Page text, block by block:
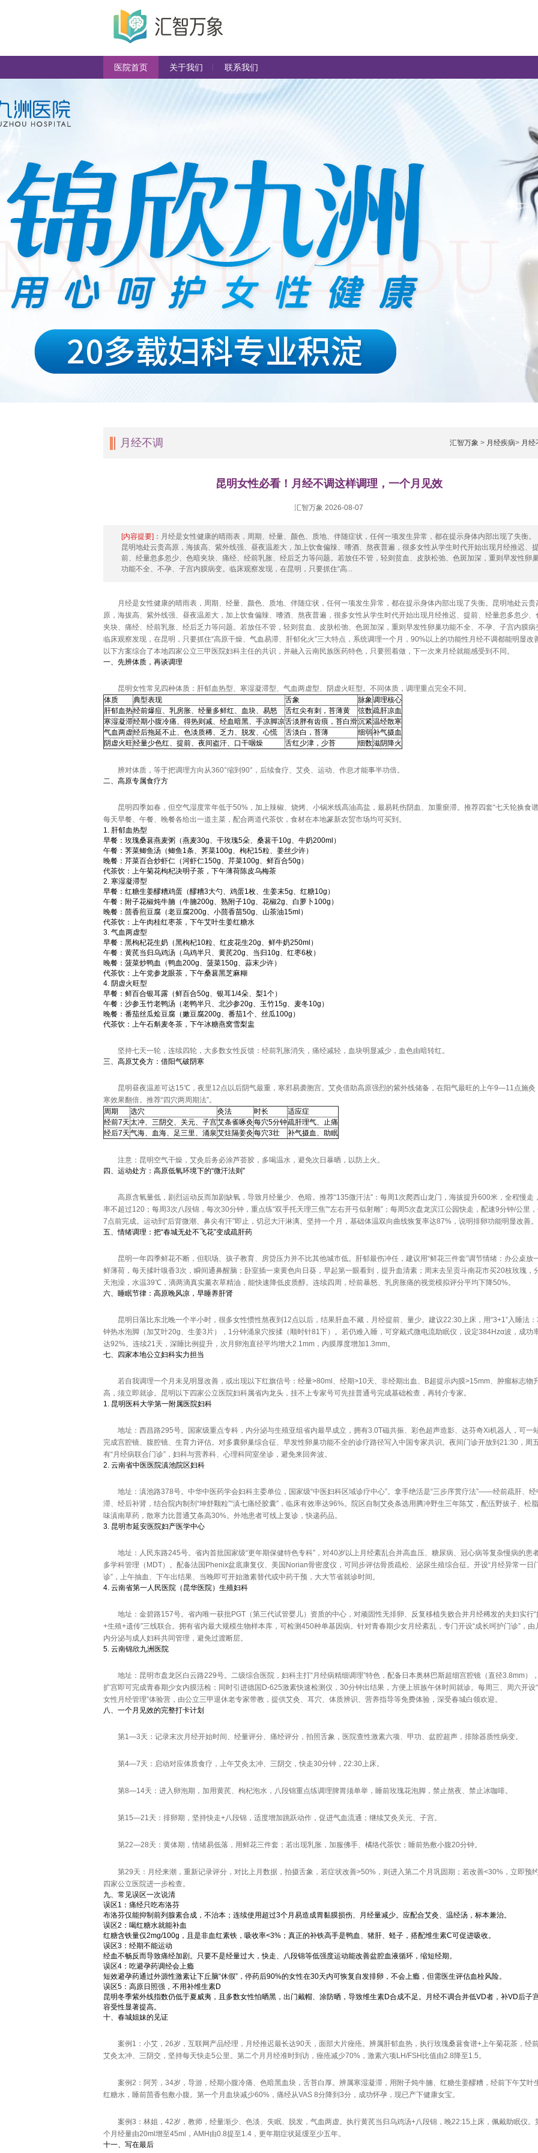
医院首页 关于我们 联系我们
月经不调 汇智万象 > 月经疾病> 月经
昆明女性必看！月经不调这样调理，一个月见效
汇智万象 2026-08-07
[内容提要]： 月经是女性健康的晴雨表，周期、经量、颜色、质地、伴随症状，任何一项发生异常，都在提示身体内部出现了失衡。
昆明地处云贵高原，海拔高、紫外线强、昼夜温差大，加上饮食偏辣、嗜酒、熬夜普遍，很多女性从学生时代开始出现月经推迟、提
前、经量忽多忽少、色暗夹块、痛经、经前乳胀、经后乏力等问题。若放任不管，轻则贫血、皮肤松弛、色斑加深，重则早发性卵
功能不全、不孕、子宫内膜病变。临床观察发现，在昆明，只要抓住“高...
月经是女性健康的晴雨表，周期、经量、颜色、质地、伴随症状，任何一项发生异常，都在提示身体内部出现了失衡。昆明地处云贵
原，海拔高、紫外线强、昼夜温差大，加上饮食偏辣、嗜酒、熬夜普遍，很多女性从学生时代开始出现月经推迟、提前、经量忽多忽少、
夹块、痛经、经前乳胀、经后乏力等问题。若放任不管，轻则贫血、皮肤松弛、色斑加深，重则早发性卵巢功能不全、不孕、子宫内膜病
临床观察发现，在昆明，只要抓住“高原干燥、气血易滞、肝郁化火”三大特点，系统调理一个月，90%以上的功能性月经不调都能明显改
以下方案综合了本地四家公立三甲医院妇科主任的共识，并融入云南民族医药特色，只要照着做，下一次来月经就能感受到不同。
一、先辨体质，再谈调理
昆明女性常见四种体质：肝郁血热型、寒湿凝滞型、气血两虚型、阴虚火旺型。不同体质，调理重点完全不同。
体质
典型表现 舌象 脉象调理核心
肝郁血热经前爆痘、乳房胀、经量多鲜红、血块、易怒 舌红尖有刺，苔薄黄 弦数疏肝凉血
寒湿凝滞经期小腹冷痛、得热则减、经血暗黑、手凉脚凉舌淡胖有齿痕，苔白滑沉紧温经散寒
气血两虚经后拖延不止、色淡质稀、乏力、脱发、心慌 舌淡白，苔薄 细弱补气摄血
阴虚火旺经量少色红、提前、夜间盗汗、口干咽燥 舌红少津，少苔 细数滋阴降火
辨对体质，等于把调理方向从360°缩到90°，后续食疗、艾灸、运动、作息才能事半功倍。
二、高原专属食疗方
昆明四季如春，但空气湿度常年低于50%，加上辣椒、烧烤、小锅米线高油高盐，最易耗伤阴血、加重瘀滞。推荐四套“七天轮换食谱
每天早餐、午餐、晚餐各给出一道主菜，配合两道代茶饮，食材在本地篆新农贸市场均可买到。
1. 肝郁血热型
早餐：玫瑰桑葚燕麦粥（燕麦30g、干玫瑰5朵、桑葚干10g、牛奶200ml）
午餐：荠菜鲫鱼汤（鲫鱼1条、荠菜100g、枸杞15粒、姜丝少许）
晚餐：芹菜百合炒虾仁（河虾仁150g、芹菜100g、鲜百合50g）
代茶饮：上午菊花枸杞决明子茶，下午薄荷陈皮乌梅茶
2. 寒湿凝滞型
早餐：红糖生姜醪糟鸡蛋（醪糟3大勺、鸡蛋1枚、生姜末5g、红糖10g）
午餐：附子花椒炖牛腩（牛腩200g、熟附子10g、花椒2g、白萝卜100g）
晚餐：茴香煎豆腐（老豆腐200g、小茴香苗50g、山茶油15ml）
代茶饮：上午肉桂红枣茶，下午艾叶生姜红糖水
3. 气血两虚型
早餐：黑枸杞花生奶（黑枸杞10粒、红皮花生20g、鲜牛奶250ml）
午餐：黄芪当归乌鸡汤（乌鸡半只、黄芪20g、当归10g、红枣6枚）
晚餐：菠菜炒鸭血（鸭血200g、菠菜150g、蒜末少许）
代茶饮：上午党参龙眼茶，下午桑葚黑芝麻糊
4. 阴虚火旺型
早餐：鲜百合银耳露（鲜百合50g、银耳1/4朵、梨1个）
午餐：沙参玉竹老鸭汤（老鸭半只、北沙参20g、玉竹15g、麦冬10g）
晚餐：番茄丝瓜烩豆腐（嫩豆腐200g、番茄1个、丝瓜100g）
代茶饮：上午石斛麦冬茶，下午冰糖燕窝雪梨盅
坚持七天一轮，连续四轮，大多数女性反馈：经前乳胀消失，痛经减轻，血块明显减少，血色由暗转红。
三、高原艾灸方：借阳气破阴寒
昆明昼夜温差可达15℃，夜里12点以后阴气最重，寒邪易袭胞宫。艾灸借助高原强烈的紫外线储备，在阳气最旺的上午9—11点施灸
寒效果翻倍。推荐“四穴两周期法”。
周期
选穴 灸法 时长
适应症
经前7天太冲、三阴交、关元、子宫艾条雀啄灸每穴5分钟疏肝理气、止痛
经后7天气海、血海、足三里、涌泉艾炷隔姜灸每穴3壮 补气摄血、助眠
注意：昆明空气干燥，艾灸后务必涂芦荟胶，多喝温水，避免次日暴晒，以防上火。
四、运动处方：高原低氧环境下的“微汗法则”
高原含氧量低，剧烈运动反而加剧缺氧，导致月经量少、色暗。推荐“135微汗法”：每周1次爬西山龙门，海拔提升600米，全程慢走
率不超过120；每周3次八段锦，每次30分钟，重点练“双手托天理三焦”“左右开弓似射雕”；每周5次盘龙滨江公园快走，配速9分钟/公里
7点前完成。运动到“后背微潮、鼻尖有汗”即止，切忌大汗淋漓。坚持一个月，基础体温双向曲线恢复率达87%，说明排卵功能明显改善。
五、情绪调理：把“春城无处不飞花”变成疏肝药
昆明一年四季鲜花不断，但职场、孩子教育、房贷压力并不比其他城市低。肝郁最伤冲任，建议用“鲜花三件套”调节情绪：办公桌放
鲜薄荷，每天揉叶嗅香3次，瞬间通鼻醒脑；卧室插一束黄色向日葵，早起第一眼看到，提升血清素；周末去呈贡斗南花市买20枝玫瑰，
天泡澡，水温39℃，滴两滴真实薰衣草精油，能快速降低皮质醇。连续四周，经前暴怒、乳房胀痛的视觉模拟评分平均下降50%。
六、睡眠节律：高原晚风凉，早睡养肝肾
昆明日落比东北晚一个半小时，很多女性惯性熬夜到12点以后，结果肝血不藏，月经提前、量少。建议22:30上床，用“3+1”入睡法
钟热水泡脚（加艾叶20g、生姜3片），1分钟涌泉穴按揉（顺时针81下）。若仍难入睡，可穿戴式微电流助眠仪，设定384Hzα波，成功
达92%。连续21天，深睡比例提升，次月卵泡直径平均增大2.1mm，内膜厚度增加1.3mm。
七、四家本地公立妇科实力担当
若自我调理一个月未见明显改善，或出现以下红旗信号：经量>80ml、经期>10天、非经期出血、B超提示内膜>15mm、肿瘤标志物
高，须立即就诊。昆明以下四家公立医院妇科属省内龙头，挂不上专家号可先挂普通号完成基础检查，再转介专家。
1. 昆明医科大学第一附属医院妇科
地址：西昌路295号。国家级重点专科，内分泌与生殖亚组省内最早成立，拥有3.0T磁共振、彩色超声造影、达芬奇Xi机器人，可一
完成宫腔镜、腹腔镜、生育力评估。对多囊卵巢综合征、早发性卵巢功能不全的诊疗路径写入中国专家共识。夜间门诊开放到21:30，周
有“月经病联合门诊”，妇科与营养科、心理科同室坐诊，避免来回奔波。
2. 云南省中医医院滇池院区妇科
地址：滇池路378号。中华中医药学会妇科主委单位，国家级“中医妇科区域诊疗中心”。拿手绝活是“三步序贯疗法”——经前疏肝、经
滞、经后补肾，结合院内制剂“坤舒颗粒”“滇七痛经胶囊”，临床有效率达96%。院区自制艾灸条选用腾冲野生三年陈艾，配伍野拔子、松
味滇南草药，散寒力比普通艾条高30%。外地患者可线上复诊，快递药品。
3. 昆明市延安医院妇产医学中心
地址：人民东路245号。省内首批国家级“更年期保健特色专科”，对40岁以上月经紊乱合并高血压、糖尿病、冠心病等复杂慢病的患
多学科管理（MDT）。配备法国Phenix盆底康复仪、美国Norian骨密度仪，可同步评估骨质疏松、泌尿生殖综合征。开设“月经异常一日
诊”，上午抽血、下午出结果、当晚即可开始激素替代或中药干预，大大节省就诊时间。
4. 云南省第一人民医院（昆华医院）生殖妇科
地址：金碧路157号。省内唯一获批PGT（第三代试管婴儿）资质的中心，对顽固性无排卵、反复移植失败合并月经稀发的夫妇实行“
+生殖+遗传”三线联合。拥有省内最大规模生物样本库，可检测450种单基因病。针对青春期少女月经紊乱，专门开设“成长呵护门诊”，由
内分泌与成人妇科共同管理，避免过渡断层。
5. 云南锦欣九洲医院
地址：昆明市盘龙区白云路229号。二级综合医院，妇科主打“月经病精细调理”特色，配备日本奥林巴斯超细宫腔镜（直径3.8mm）
扩宫即可完成青春期少女内膜活检；同时引进德国D-625激素快速检测仪，30分钟出结果，方便上班族午休时间就诊。每周三、周六开设
女性月经管理”体验营，由公立三甲退休老专家带教，提供艾灸、耳穴、体质辨识、营养指导等免费体验，深受春城白领欢迎。
八、一个月见效的完整打卡计划
第1—3天：记录末次月经开始时间、经量评分、痛经评分，拍照舌象，医院查性激素六项、甲功、盆腔超声，排除器质性病变。
第4—7天：启动对应体质食疗，上午艾灸太冲、三阴交，快走30分钟，22:30上床。
第8—14天：进入卵泡期，加用黄芪、枸杞泡水，八段锦重点练调理脾胃须单举，睡前玫瑰花泡脚，禁止熬夜、禁止冰咖啡。
第15—21天：排卵期，坚持快走+八段锦，适度增加跳跃动作，促进气血流通；继续艾灸关元、子宫。
第22—28天：黄体期，情绪易低落，用鲜花三件套；若出现乳胀，加服佛手、橘络代茶饮；睡前热敷小腹20分钟。
第29天：月经来潮，重新记录评分，对比上月数据，拍摄舌象，若症状改善>50%，则进入第二个月巩固期；若改善<30%，立即预
四家公立医院进一步检查。
九、常见误区一次说清
误区1：痛经只吃布洛芬
布洛芬仅能抑制前列腺素合成，不治本；连续使用超过3个月易造成胃黏膜损伤、月经量减少。应配合艾灸、温经汤，标本兼治。
误区2：喝红糖水就能补血
红糖含铁量仅2mg/100g，且是非血红素铁，吸收率<3%；真正的补铁高手是鸭血、猪肝、蛏子，搭配维生素C可促进吸收。
误区3：经期不能运动
经血不畅反而导致痛经加剧。只要不是经量过大，快走、八段锦等低强度运动能改善盆腔血液循环，缩短经期。
误区4：吃避孕药调经会上瘾
短效避孕药通过外源性激素让下丘脑“休假”，停药后90%的女性在30天内可恢复自发排卵，不会上瘾，但需医生评估血栓风险。
误区5：高原日照强，不用补维生素D
昆明冬季紫外线指数仍低于夏威夷，且多数女性怕晒黑，出门戴帽、涂防晒，导致维生素D合成不足。月经不调合并低VD者，补VD后子
容受性显著提高。
十、春城姐妹的见证
案例1：小艾，26岁，互联网产品经理，月经推迟最长达90天，面部大片痤疮。辨属肝郁血热，执行玫瑰桑葚食谱+上午菊花茶，经
艾灸太冲、三阴交，坚持每天快走5公里。第二个月月经准时到访，痤疮减少70%，激素六项LH/FSH比值由2.8降至1.5。
案例2：阿芳，34岁，导游，经期小腹冷痛、色暗黑血块，舌苔白厚。辨属寒湿凝滞，用附子炖牛腩、红糖生姜醪糟，经前下午艾叶
红糖水，睡前茴香包敷小腹。第一个月血块减少60%，痛经从VAS 8分降到3分，成功怀孕，现已产下健康女宝。
案例3：林姐，42岁，教师，经量渐少、色淡、失眠、脱发，气血两虚。执行黄芪当归乌鸡汤+八段锦，晚22:15上床，佩戴助眠仪。
个月经量由20ml增至45ml，AMH由0.8提至1.4，更年期症状延缓至少五年。
十一、写在最后